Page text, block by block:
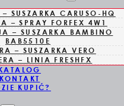
SUSZARKA CARUSO-HQ
– SPRAY FORFEX 4W1
– SUSZARKA BAMBINO
BAB5510E
– SUSZARKA VERO
– LINIA FRESHFX
KONTAKT
KUPIĆ?